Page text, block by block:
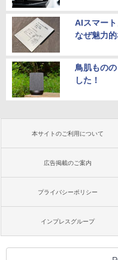
AIスマー
なぜ魅力的
鳥肌もの
した！
本サイトのご利用について
広告掲載のご案内
プライバシーポリシー
インプレスグループ